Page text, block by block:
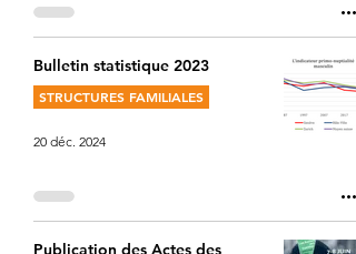
Bulletin statistique 2023
STRUCTURES FAMILIALES
20 déc. 2024
Publication des Actes des